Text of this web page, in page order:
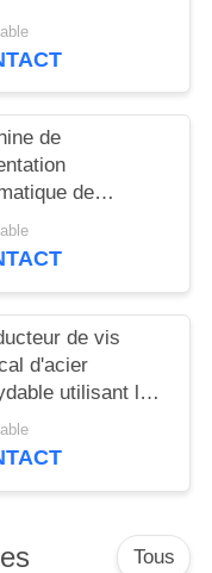
de vide
facile
de
de
stable
certification de
de vis
d'acier
utilisant la
à vide
Tous